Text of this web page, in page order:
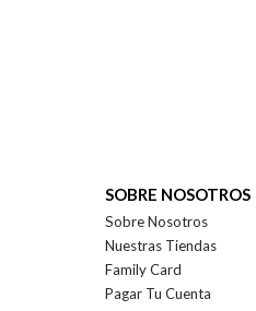
SOBRE NOSOTROS
Sobre Nosotros
Nuestras Tiendas
Family Card
Pagar Tu Cuenta